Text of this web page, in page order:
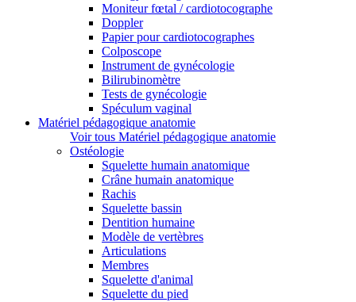
Moniteur fœtal / cardiotocographe
Doppler
Papier pour cardiotocographes
Colposcope
Instrument de gynécologie
Bilirubinomètre
Tests de gynécologie
Spéculum vaginal
Matériel pédagogique anatomie
Voir tous Matériel pédagogique anatomie
Ostéologie
Squelette humain anatomique
Crâne humain anatomique
Rachis
Squelette bassin
Dentition humaine
Modèle de vertèbres
Articulations
Membres
Squelette d'animal
Squelette du pied